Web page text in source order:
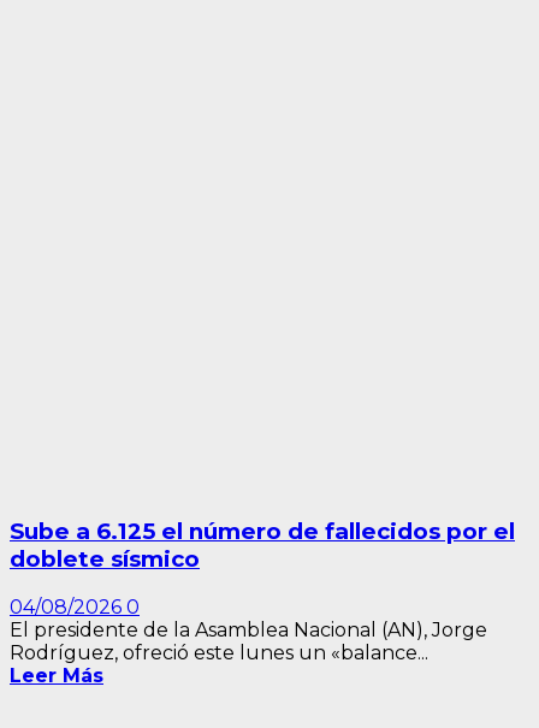
Sube a 6.125 el número de fallecidos por el
doblete sísmico
04/08/2026 0
El presidente de la Asamblea Nacional (AN), Jorge
Rodríguez, ofreció este lunes un «balance...
Leer Más